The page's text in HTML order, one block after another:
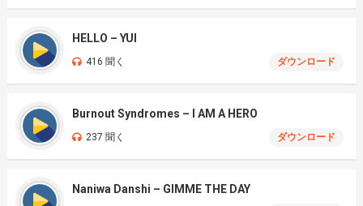
HELLO – YUI
416 聞く ダウンロード
Burnout Syndromes – I AM A HERO
237 聞く ダウンロード
Naniwa Danshi – GIMME THE DAY